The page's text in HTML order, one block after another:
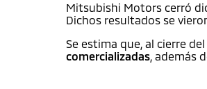
Mitsubishi Motors cerró
Dichos resultados se
Se estima que, al cierre
comercializadas, además